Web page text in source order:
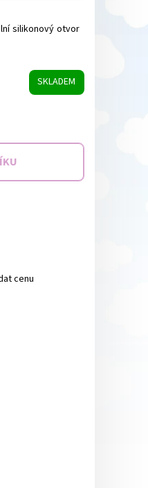
silikonový otvor
SKLADEM
cenu